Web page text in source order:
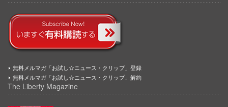
無料メルマガ「お試し☆ニュース・クリップ」登録
無料メルマガ「お試し☆ニュース・クリップ」解約
The Liberty Magazine